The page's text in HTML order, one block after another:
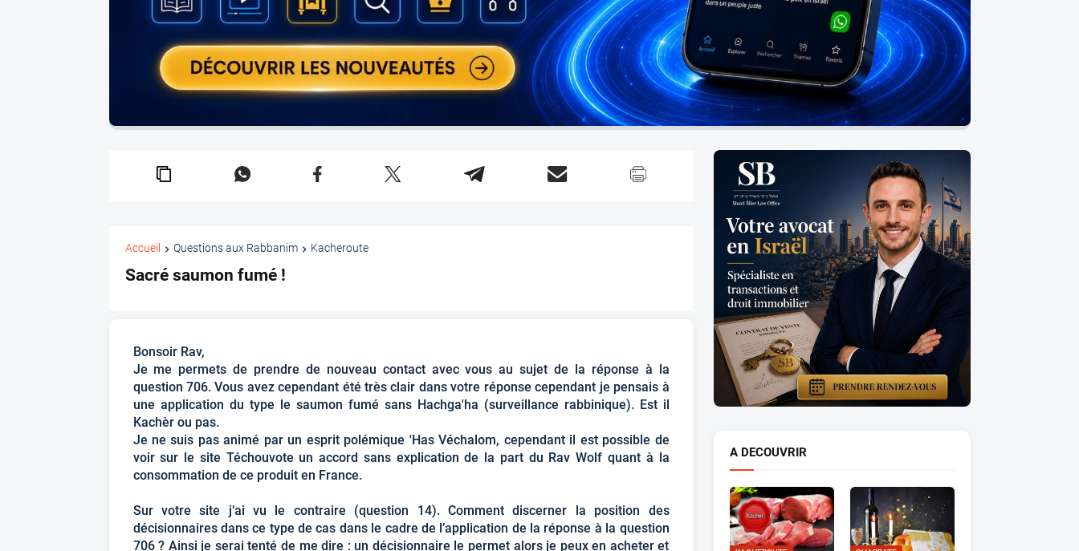
Accueil Questions aux Rabbanim Kacheroute
Sacré saumon fumé !
Bonsoir Rav,
Je me permets de prendre de nouveau contact avec vous au sujet de la réponse à la
question 706. Vous avez cependant été très clair dans votre réponse cependant je pensais à
une application du type le saumon fumé sans Hachga'ha (surveillance rabbinique). Est il
Kachèr ou pas.
Je ne suis pas animé par un esprit polémique 'Has Véchalom, cependant il est possible de
voir sur le site Téchouvote un accord sans explication de la part du Rav Wolf quant à la
consommation de ce produit en France.
Sur votre site j’ai vu le contraire (question 14). Comment discerner la position des
décisionnaires dans ce type de cas dans le cadre de l’application de la réponse à la question
706 ? Ainsi je serai tenté de me dire : un décisionnaire le permet alors je peux en acheter et
A DECOUVRIR